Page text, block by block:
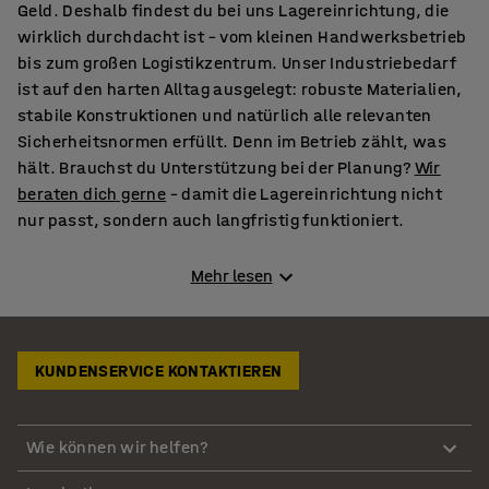
Geld. Deshalb findest du bei uns Lagereinrichtung, die
wirklich durchdacht ist – vom kleinen Handwerksbetrieb
bis zum großen Logistikzentrum. Unser Industriebedarf
ist auf den harten Alltag ausgelegt: robuste Materialien,
stabile Konstruktionen und natürlich alle relevanten
Sicherheitsnormen erfüllt. Denn im Betrieb zählt, was
hält. Brauchst du Unterstützung bei der Planung? Wir
beraten dich gerne – damit die Lagereinrichtung nicht
nur passt, sondern auch langfristig funktioniert.
Die richtigen Lagersysteme findest du nur bei AJ
unsortiert? Du lagerst viele Kleinteile oder eher große,
sperrige Pakete? Lagerst du Reifen? Hast du viel
Fragen hat AJ Produkte die passende Antwort.
Mehr lesen
KUNDENSERVICE KONTAKTIEREN
Wie können wir helfen?